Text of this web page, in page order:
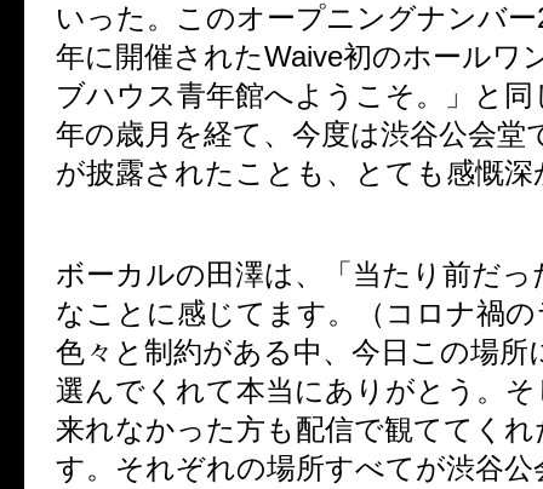
いった。このオープニングナンバー
年に開催されたWaive初のホールワ
ブハウス青年館へようこそ。」と同
年の歳月を経て、今度は渋谷公会堂
が披露されたことも、とても感慨深
ボーカルの田澤は、「当たり前だっ
なことに感じてます。（コロナ禍
色々と制約がある中、今日この場所
選んでくれて本当にありがとう。
来れなかった方も配信で観ててく
す。それぞれの場所すべてが渋谷公